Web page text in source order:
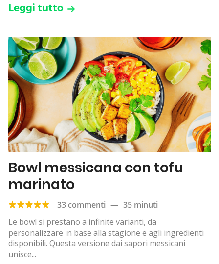
Leggi tutto
Bowl messicana con tofu
marinato
33 commenti — 35 minuti
Le bowl si prestano a infinite varianti, da
personalizzare in base alla stagione e agli ingredienti
disponibili. Questa versione dai sapori messicani
unisce...